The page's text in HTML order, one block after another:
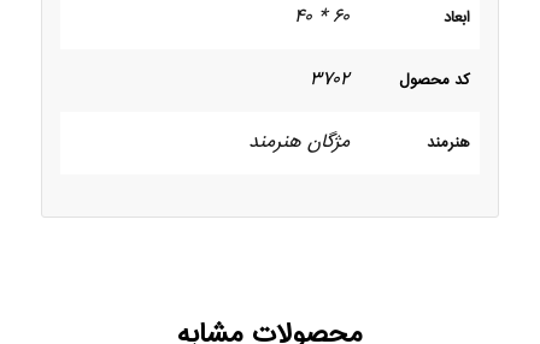
ابعاد ۶۰ * ۴۰
کد محصول ۳۷۰۲
هنرمند مژگان هنرمند